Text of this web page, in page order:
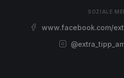
SOZIALE
www.facebook.com/